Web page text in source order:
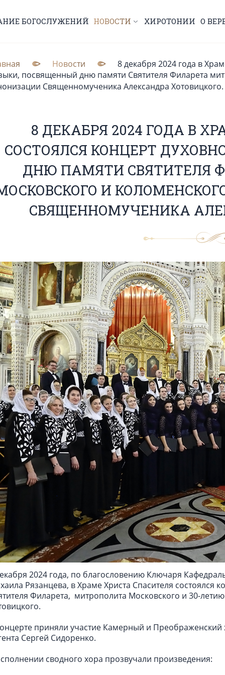
БОГОСЛУЖЕНИЙ НОВОСТИ ХИРОТОНИИ О
Новости
8 декабря 2024 года в
посвященный дню памяти Святителя Филарета
Священномученика Александра Хотовицкого.
8 ДЕКАБРЯ 2024 ГОДА В
СОСТОЯЛСЯ КОНЦЕРТ
ДНЮ ПАМЯТИ СВЯТИТЕЛЯ
И
СВЯЩЕННОМУЧЕНИКА
2024 года, по благословению Ключаря
Рязанцева, в Храме Христа Спасителя
Филарета, митрополита Московского и 30-
приняли участие Камерный и
Сергей Сидоренко.
сводного хора прозвучали произведения: